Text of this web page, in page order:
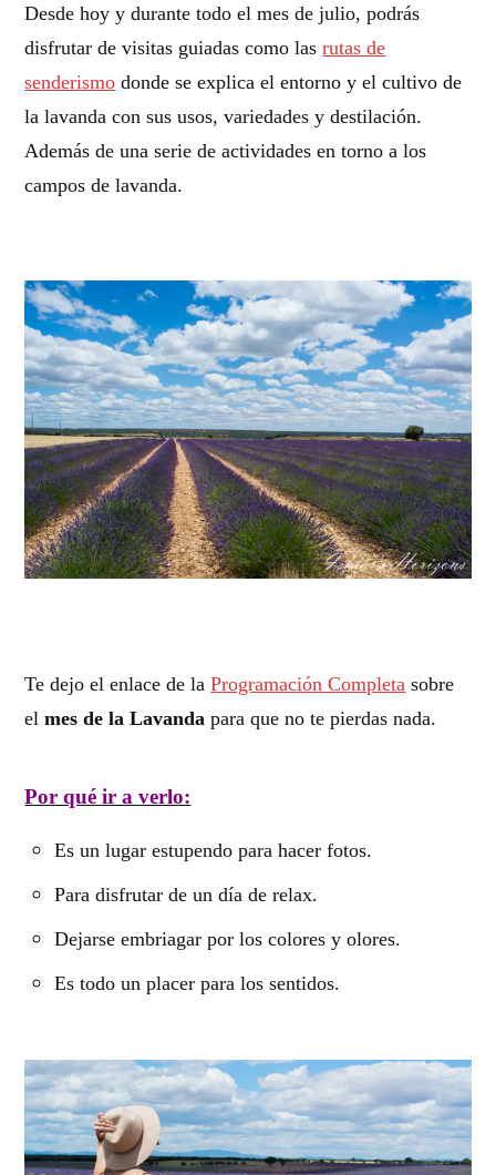
Desde hoy y durante todo el mes de julio, podrás
disfrutar de visitas guiadas como lasrutas de
senderismo donde se explica el entorno y el cultivo de
la lavanda con sus usos, variedades y destilación.
Además de una serie de actividades en torno a los
campos de lavanda.
Te dejo el enlace de laProgramación Completa sobre
elmes de la Lavanda para que no te pierdas nada.
Por qué ir a verlo:
Es un lugar estupendo para hacer fotos.
Para disfrutar de un día de relax.
Dejarse embriagar por los colores y olores.
Es todo un placer para los sentidos.